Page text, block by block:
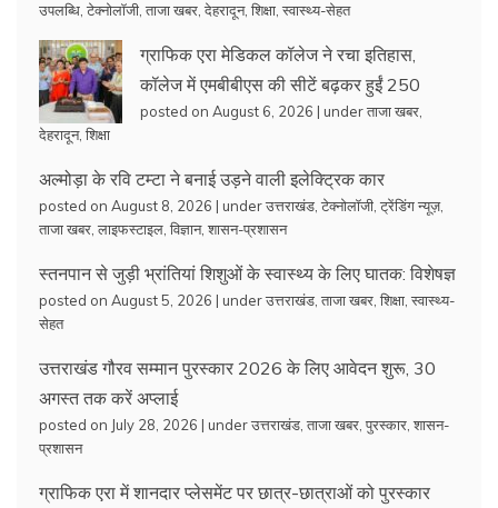
उपलब्धि टेक्नोलॉजी ताजा खबर देहरादून, शिक्षा स्वास्थ्य-सेहत
ग्राफिक एरा मेडिकल कॉलेज ने रचा इतिहास,
कॉलेज में एमबीबीएस की सीटें बढ़कर हुईं 250
posted on August 6, 2026 | underताजा खबर
देहरादून, शिक्षा
अल्मोड़ा के रवि टम्टा ने बनाई उड़ने वाली इलेक्ट्रिक कार
posted on August 8, 2026 | underउत्तराखंड टेक्नोलॉजी ट्रेंडिंग न्यूज़,
ताजा खबर लाइफस्टाइल विज्ञान, शासन-प्रशासन
स्तनपान से जुड़ी भ्रांतियां शिशुओं के स्वास्थ्य के लिए घातक: विशेषज्ञ
posted on August 5, 2026 | underउत्तराखंड ताजा खबर शिक्षा स्वास्थ्य-
सेहत
उत्तराखंड गौरव सम्मान पुरस्कार 2026 के लिए आवेदन शुरू, 30
अगस्त तक करें अप्लाई
posted on July 28, 2026 | underउत्तराखंड ताजा खबर पुरस्कार शासन-
प्रशासन
ग्राफिक एरा में शानदार प्लेसमेंट पर छात्र-छात्राओं को पुरस्कार